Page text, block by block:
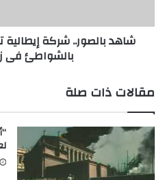
فى
شاهد بالصور.. شركة
بالشواطئ فى
مقالات ذات صلة